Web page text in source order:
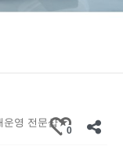
운영 전문샵★
0